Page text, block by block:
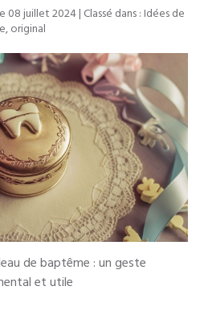
08 juillet 2024| Classé dans : Idées de
,original
de baptême : un geste
et utile